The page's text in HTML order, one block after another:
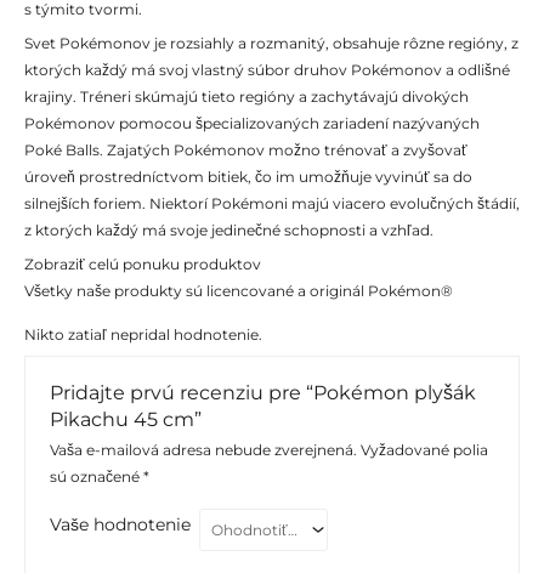
s týmito tvormi.
Svet Pokémonov je rozsiahly a rozmanitý, obsahuje rôzne regióny, z
ktorých každý má svoj vlastný súbor druhov Pokémonov a odlišné
krajiny. Tréneri skúmajú tieto regióny a zachytávajú divokých
Pokémonov pomocou špecializovaných zariadení nazývaných
Poké Balls. Zajatých Pokémonov možno trénovať a zvyšovať
úroveň prostredníctvom bitiek, čo im umožňuje vyvinúť sa do
silnejších foriem. Niektorí Pokémoni majú viacero evolučných štádií,
z ktorých každý má svoje jedinečné schopnosti a vzhľad.
Zobraziť celú ponuku produktov
Všetky naše produkty sú licencované a originál Pokémon®
Nikto zatiaľ nepridal hodnotenie.
Pridajte prvú recenziu pre “Pokémon plyšák
Pikachu 45 cm”
Vaša e-mailová adresa nebude zverejnená. Vyžadované polia
sú označené *
Vaše hodnotenie